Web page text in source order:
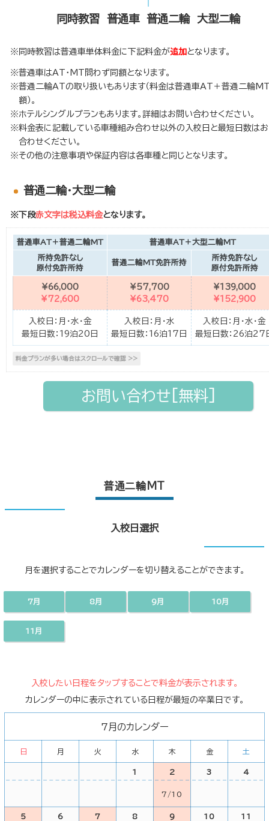
同時教習 普通車 普通二輪 大型二輪
※同時教習は普通車単体料金に下記料金が追加 となります。
普通車はAT・MT問わず同額となります。
普通二輪ATの取り扱いもあります（料金は普通車AT＋普通二輪
額）。
ホテルシングルプランもあります。詳細はお問い合わせください。
料金表に記載している車種組み合わせ以外の入校日と最短日数は
合わせください。
その他の注意事項や保証内容は各車種と同じとなります。
普通二輪・大型二輪
※下段赤文字は税込料金となります。
普通車AT＋普通二輪MT
普通車AT＋大型二輪MT
所持免許なし
原付免許所持
普通二輪MT免許所持
所持免許なし
原付免許所持
¥66,000
¥72,600
¥57,700
¥63,470
¥139,000
¥152,900
入校日：月・水・金
最短日数：19泊20日
入校日：月・水
最短日数：16泊17日
入校日：月・水・金
最短日数：26泊27
お問い合わせ[無料]
普通二輪MT
入校日選択
月を選択することでカレンダーを切り替えることができます。
7月 8月 9月 10月
11月
入校したい日程をタップすることで料金が表示されます。
カレンダーの中に表示されている日程が最短の卒業日です。
7月のカレンダー
日 月 火 水 木 金 土
1 2
7/10
3 4
5 6 7 8 9 10 11